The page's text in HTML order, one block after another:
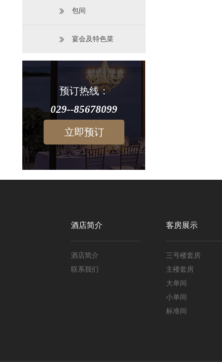
包间
宴会及特色菜
预订热线：
029--85678099
立即预订
酒店简介
酒店简介
联系我们
客房展示
三号楼套房
主楼套房
大单间
小单间
标准间